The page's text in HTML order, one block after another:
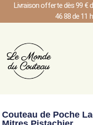
Livraison offerte dès 99 €
46 88 de 11
Couteau de Poche